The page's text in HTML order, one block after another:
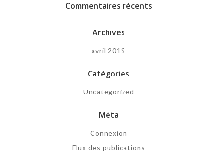
Commentaires récents
Archives
avril 2019
Catégories
Uncategorized
Méta
Connexion
Flux des publications